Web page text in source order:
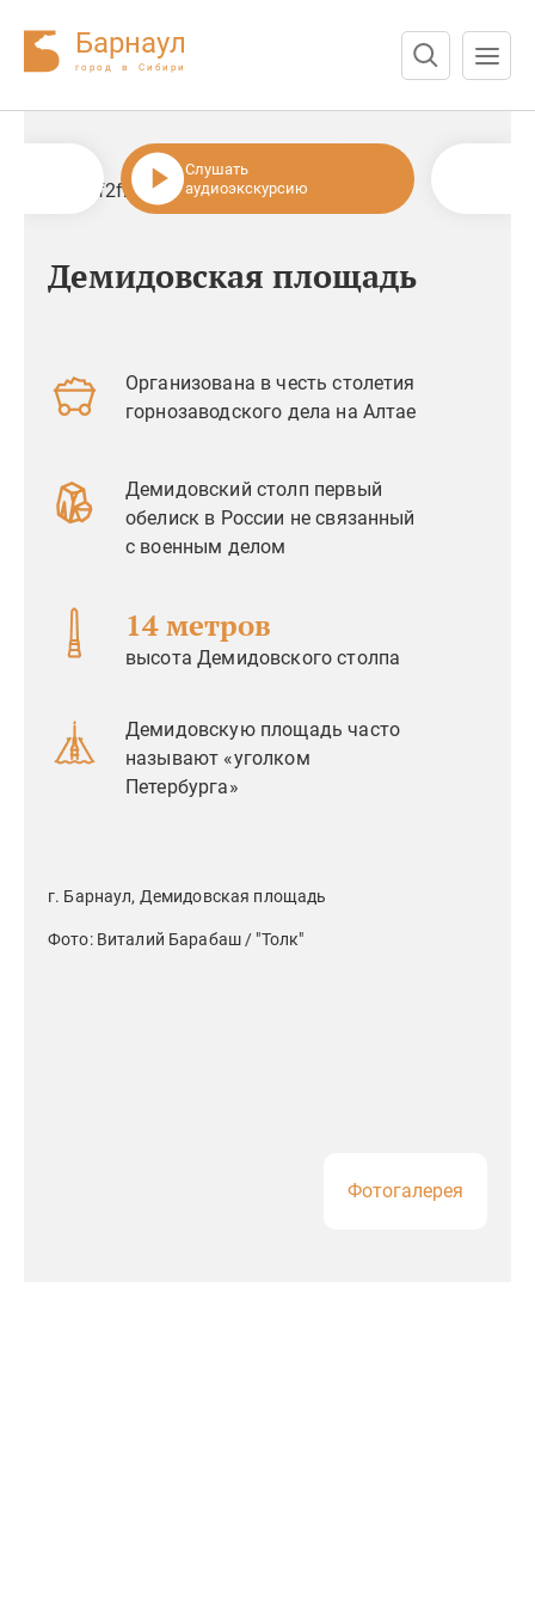
Барнаул
город в Сибири
45%, #f2f2f2 45%, #f2f2f2 100%)
Слушать
аудиоэкскурсию
0:00
Демидовская площадь
Организована в честь столетия
горнозаводского дела на Алтае
Демидовский столп первый
обелиск в России не связанный
с военным делом
14 метров
высота Демидовского столпа
Демидовскую площадь часто
называют «уголком
Петербурга»
г. Барнаул, Демидовская площадь
Фото: Виталий Барабаш / "Толк"
Фотогалерея